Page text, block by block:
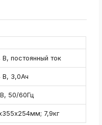
В, постоянный ток
В, 3,0Ач
50/60Гц
7,9кг